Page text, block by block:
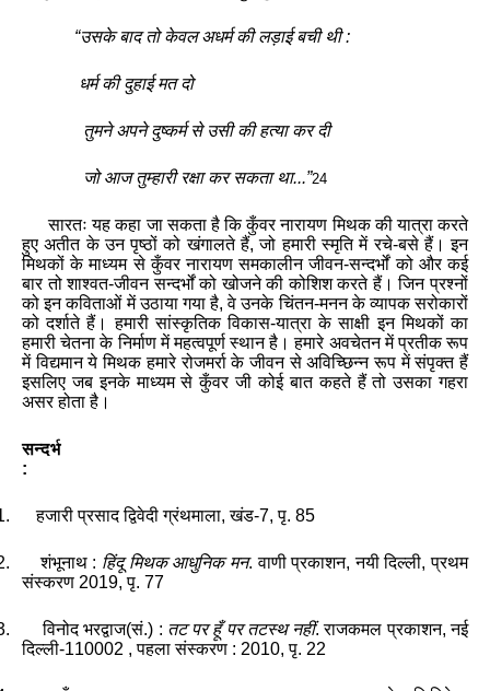
“उसके बाद तो केवल अधर्म की लड़ाई बची थी:
धर्म की दुहाई मत दो
तुमने अपने दुष्कर्म से उसी की हत्या कर दी
जो आज तुम्हारी रक्षा कर सकता था...”24
सारतः यह कहा जा सकता है कि कुँवर नारायण मिथक की यात्रा करते
हुए अतीत के उन पृष्ठों को खंगालते हैं,जो हमारी स्मृति में रचे-बसे हैं। इन
मिथकों के माध्यम से कुँवर नारायण समकालीन जीवन-सन्दर्भों को और कई
बार तो शाश्वत-जीवन सन्दर्भों को खोजने की कोशिश करते हैं। जिन प्रश्नों
को इन कविताओं में उठाया गया है,वे उनके चिंतन-मनन के व्यापक सरोकारों
को दर्शाते हैं । हमारी सांस्कृतिक विकास-यात्रा के साक्षी इन मिथकों का
हमारी चेतना के निर्माण में महत्वपूर्ण स्थान है । हमारे अवचेतन में प्रतीक रूप
में विद्यमान ये मिथक हमारे रोजमर्रा के जीवन से अविच्छिन्न रूप में संपृक्त हैं
इसलिए जब इनके माध्यम से कुँवर जी कोई बात कहते हैं तो उसका गहरा
असर होता है ।
सन्दर्भ
:
हजारी प्रसाद द्विवेदी ग्रंथमाला,खंड-7,पृ. 85
शंभूनाथ: हिंदू मिथक आधुनिक मन.वाणी प्रकाशन,नयी दिल्ली,प्रथम
संस्करण 2019, पृ. 77
विनोद भरद्वाज(सं.) : तट पर हूँ पर तटस्थ नहीं.राजकमल प्रकाशन,नई
दिल्ली-110002 ,पहला संस्करण : 2010,पृ. 22